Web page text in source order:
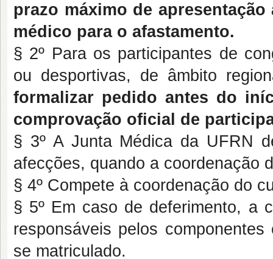
prazo máximo de
médico para o afastamento.
§ 2º Para os participantes de
ou desportivas, de âmbito
formalizar pedido antes do
comprovação oficial de
§ 3º A Junta Médica da UFRN
afecções, quando a coordenação
§ 4º Compete à coordenação do
§ 5º Em caso de deferimento, a
responsáveis pelos
se matriculado.